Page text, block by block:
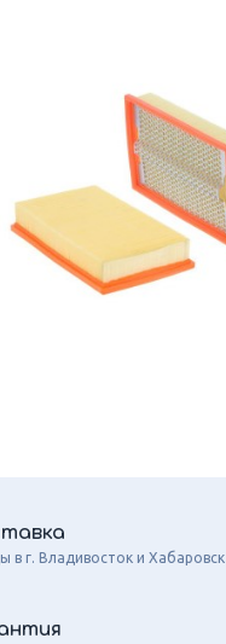
в г. Владивосток и Хабаровск